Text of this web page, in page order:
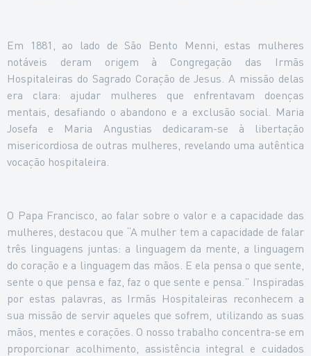
Em 1881, ao lado de São Bento Menni, estas mulheres
notáveis deram origem à Congregação das Irmãs
Hospitaleiras do Sagrado Coração de Jesus. A missão delas
era clara: ajudar mulheres que enfrentavam doenças
mentais, desafiando o abandono e a exclusão social. Maria
Josefa e Maria Angustias dedicaram-se à libertação
misericordiosa de outras mulheres, revelando uma autêntica
vocação hospitaleira.
O Papa Francisco, ao falar sobre o valor e a capacidade das
mulheres, destacou que “A mulher tem a capacidade de falar
três linguagens juntas: a linguagem da mente, a linguagem
do coração e a linguagem das mãos. E ela pensa o que sente,
sente o que pensa e faz, faz o que sente e pensa.” Inspiradas
por estas palavras, as Irmãs Hospitaleiras reconhecem a
sua missão de servir aqueles que sofrem, utilizando as suas
mãos, mentes e corações. O nosso trabalho concentra-se em
proporcionar acolhimento, assistência integral e cuidados